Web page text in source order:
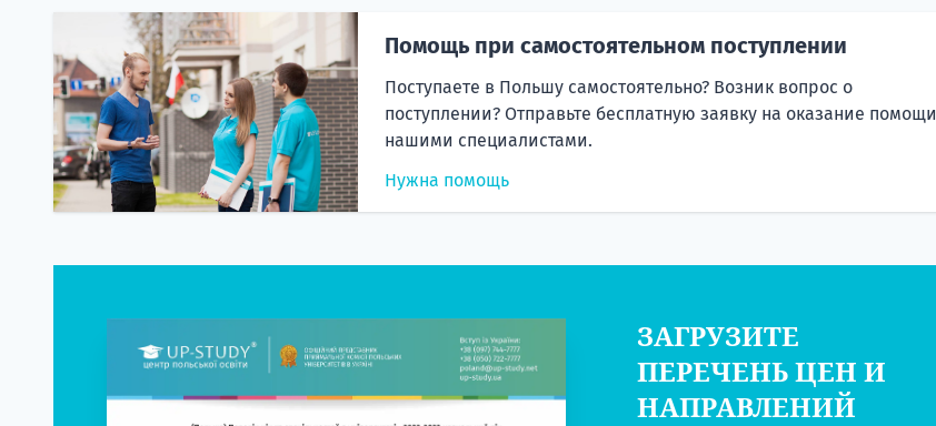
Помощь при самостоятельном поступлении
Поступаете в Польшу самостоятельно? Возник вопрос о
поступлении? Отправьте бесплатную заявку на оказание помощи
нашими специалистами.
Нужна помощь
ЗАГРУЗИТЕ
ПЕРЕЧЕНЬ ЦЕН И
НАПРАВЛЕНИЙ